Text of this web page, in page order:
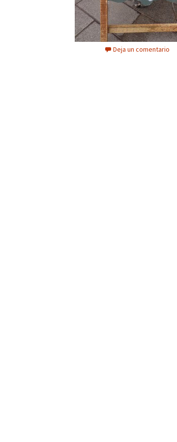
Deja un comentario